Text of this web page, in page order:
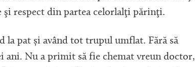
şi respect din partea celorlalţi părinţi.
la pat și având tot trupul umflat. Fără să
ani. Nu a primit să fie chemat vreun doctor,